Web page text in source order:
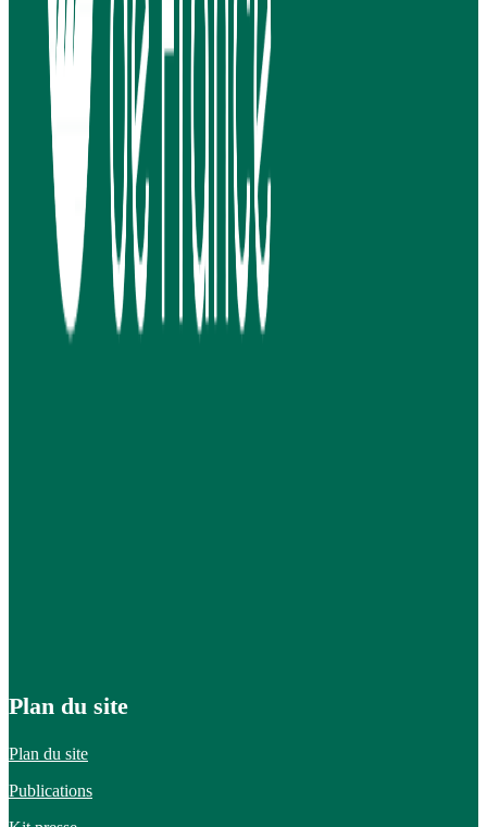
Plan du site
Plan du site
Publications